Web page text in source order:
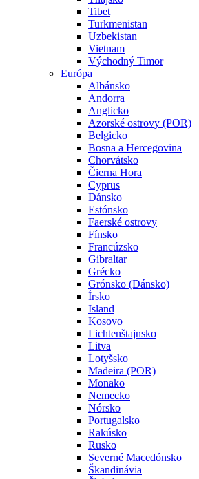
Tibet
Turkmenistan
Uzbekistan
Vietnam
Východný Timor
Európa
Albánsko
Andorra
Anglicko
Azorské ostrovy (POR)
Belgicko
Bosna a Hercegovina
Chorvátsko
Čierna Hora
Cyprus
Dánsko
Estónsko
Faerské ostrovy
Fínsko
Francúzsko
Gibraltar
Grécko
Grónsko (Dánsko)
Írsko
Island
Kosovo
Lichtenštajnsko
Litva
Lotyšsko
Madeira (POR)
Monako
Nemecko
Nórsko
Portugalsko
Rakúsko
Rusko
Severné Macedónsko
Škandinávia